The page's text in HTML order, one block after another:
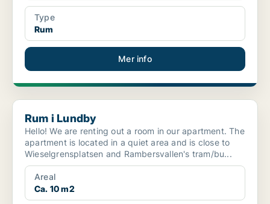
Type
Rum
Mer info
Rum i Lundby
Rum i Lundby
Hello! We are renting out a room in our apartment. The
apartment is located in a quiet area and is close to
Wieselgrensplatsen and Rambersvallen's tram/bu...
Areal
Ca. 10 m2